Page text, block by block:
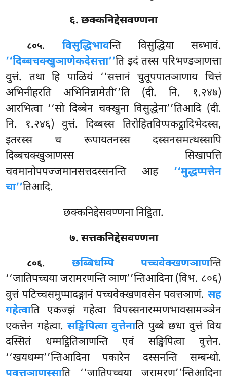
६. छक्कनिद्देसवण्णना
८०५. विसुद्धिभावन्ति विसुद्धिया सब्भावं.
‘‘दिब्बचक्खुञाणेकदेसत्ता’’ति इदं तस्स परिभण्डञाणत्ता
वुत्तं. तथा हि पाळियं ‘‘सत्तानं चुतूपपातञाणाय चित्तं
अभिनीहरति अभिनिन्नामेती’’ति (दी. नि. १.२४७)
आरभित्वा ‘‘सो दिब्बेन चक्खुना विसुद्धेना’’तिआदि (दी.
नि. १.२४६) वुत्तं. दिब्बस्स तिरोहितविप्पकट्ठादिभेदस्स,
इतरस्स च रूपायतनस्स दस्सनसमत्थस्सापि
दिब्बचक्खुञाणस्स सिखापत्ति
चवमानोपपज्जमानसत्तदस्सनन्ति आह ‘‘मुद्धप्पत्तेन
चा’’तिआदि.
छक्कनिद्देसवण्णना निट्ठिता.
७. सत्तकनिद्देसवण्णना
८०६. छब्बिधम्पि पच्चवेक्खणञाणन्ति
‘‘जातिपच्चया जरामरणन्ति ञाण’’न्तिआदिना (विभ. ८०६)
वुत्तं पटिच्चसमुप्पादङ्गानं पच्चवेक्खणवसेन पवत्तञाणं. सह
गहेत्वाति एकज्झं गहेत्वा विपस्सनारम्मणभावसामञ्ञेन
एकत्तेन गहेत्वा. सङ्खिपित्वा वुत्तेनाति पुब्बे छधावुत्तं विय
दस्सितं धम्मट्ठितिञाणन्ति एवं सङ्खिपित्वा वुत्तेन.
‘‘खयधम्म’’न्तिआदिना पकारेन दस्सनन्ति सम्बन्धो.
पवत्तञाणस्साति ‘‘जातिपच्चया जरामरण’’न्तिआदिना